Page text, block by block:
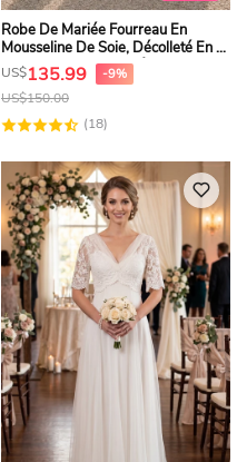
Robe De Mariée Fourreau En
Mousseline De Soie, Décolleté En V,
Longueur Au Sol, Ornée De
Dentelle Et D'appliqués. Robe
Fourreau Sexy En Mousseline, Col
V, Longue Jusqu'au Sol.
US$135.99 -9%
US$150.00
(18)